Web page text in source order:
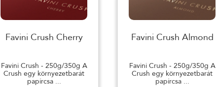
Favini Crush Cherry
Favini Crush - 250g/350g A
Crush egy környezetbarát
papírcsa ...
Favini Crush Almond
Favini Crush - 250g/350g A
Crush egy környezetbarát
papírcsa ...